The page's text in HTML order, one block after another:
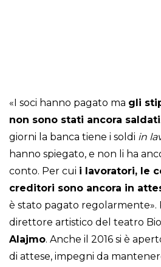
«I soci hanno pagato ma gli
non sono stati ancora saldati
giorni la banca tiene i soldi in
hanno spiegato, e non li ha
conto. Per cui i lavoratori, le
creditori sono ancora in
è stato pagato regolarmente».
direttore artistico del teatro
Alajmo. Anche il 2016 si è
di attese, impegni da